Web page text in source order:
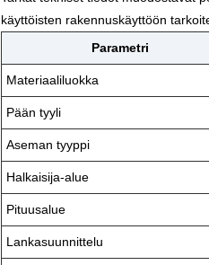
käyttöisten rakennuskäyttöön
Parametri
Materiaaliluokka
Pään tyyli
Aseman tyyppi
Halkaisija-alue
Pituusalue
Lankasuunnittelu